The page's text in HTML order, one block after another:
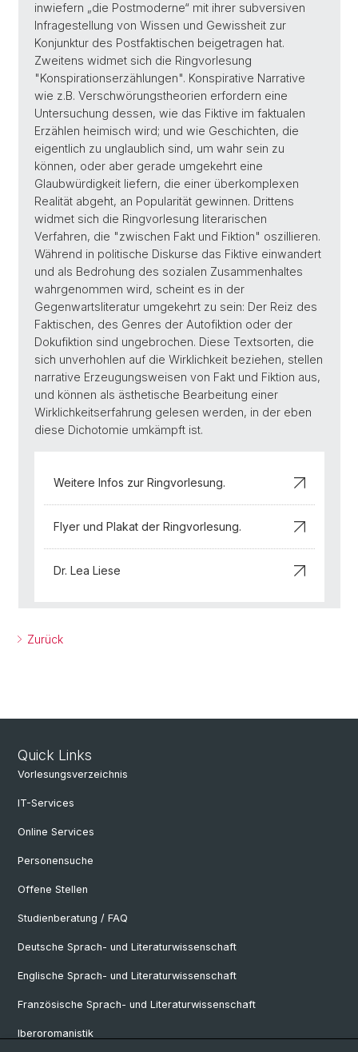
inwiefern „die Postmoderne“ mit ihrer subversiven
Infragestellung von Wissen und Gewissheit zur
Konjunktur des Postfaktischen beigetragen hat.
Zweitens widmet sich die Ringvorlesung
"Konspirationserzählungen". Konspirative Narrative
wie z.B. Verschwörungstheorien erfordern eine
Untersuchung dessen, wie das Fiktive im faktualen
Erzählen heimisch wird; und wie Geschichten, die
eigentlich zu unglaublich sind, um wahr sein zu
können, oder aber gerade umgekehrt eine
Glaubwürdigkeit liefern, die einer überkomplexen
Realität abgeht, an Popularität gewinnen. Drittens
widmet sich die Ringvorlesung literarischen
Verfahren, die "zwischen Fakt und Fiktion" oszillieren.
Während in politische Diskurse das Fiktive einwandert
und als Bedrohung des sozialen Zusammenhaltes
wahrgenommen wird, scheint es in der
Gegenwartsliteratur umgekehrt zu sein: Der Reiz des
Faktischen, des Genres der Autofiktion oder der
Dokufiktion sind ungebrochen. Diese Textsorten, die
sich unverhohlen auf die Wirklichkeit beziehen, stellen
narrative Erzeugungsweisen von Fakt und Fiktion aus,
und können als ästhetische Bearbeitung einer
Wirklichkeitserfahrung gelesen werden, in der eben
diese Dichotomie umkämpft ist.
Weitere Infos zur Ringvorlesung.
Flyer und Plakat der Ringvorlesung.
Dr. Lea Liese
Zurück
Quick Links
Vorlesungsverzeichnis
IT-Services
Online Services
Personensuche
Offene Stellen
Studienberatung / FAQ
Deutsche Sprach- und Literaturwissenschaft
Englische Sprach- und Literaturwissenschaft
Französische Sprach- und Literaturwissenschaft
Iberoromanistik